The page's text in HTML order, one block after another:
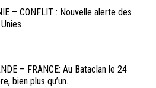
– CONFLIT : Nouvelle alerte des
– FRANCE: Au Bataclan le 24
bien plus qu’un...